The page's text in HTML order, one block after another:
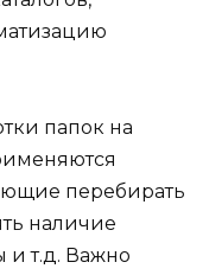
папок на
перебирать
наличие
и т.д. Важно